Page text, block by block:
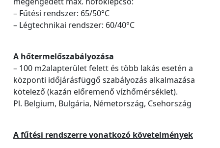
– Fűtési rendszer: 65/50°C
– Légtechnikai rendszer: 60/40°C
A hőtermelőszabályozása
– 100 m2alapterület felett és több lakás esetén a
központi időjárásfüggő szabályozás alkalmazása
kötelező (kazán előremenő vízhőmérséklet).
Pl. Belgium, Bulgária, Németország, Csehország
A fűtési rendszerre vonatkozó követelmények